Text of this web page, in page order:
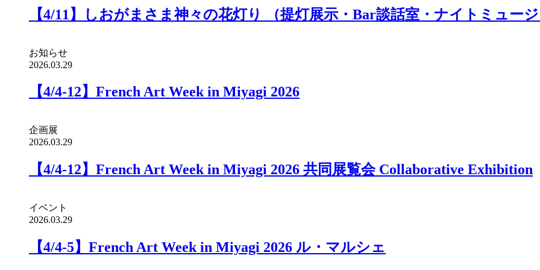
【4/11】しおがまさま神々の花灯り （提灯展示・Bar談話室・ナイトミュー
お知らせ
2026.03.29
【4/4-12】French Art Week in Miyagi 2026
企画展
2026.03.29
【4/4-12】French Art Week in Miyagi 2026 共同展覧会 Collaborative Exhibition
イベント
2026.03.29
【4/4-5】French Art Week in Miyagi 2026 ル・マルシェ